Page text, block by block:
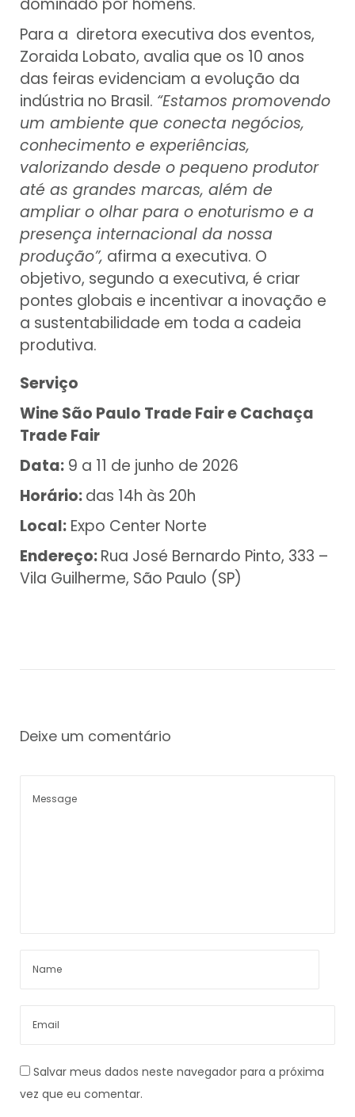
Para a diretora executiva dos eventos,
Zoraida Lobato, avalia que os 10 anos
das feiras evidenciam a evolução da
indústria no Brasil. “Estamos promovendo
um ambiente que conecta negócios,
conhecimento e experiências,
valorizando desde o pequeno produtor
até as grandes marcas, além de
ampliar o olhar para o enoturismo e a
presença internacional da nossa
produção”, afirma a executiva. O
objetivo, segundo a executiva, é criar
pontes globais e incentivar a inovação e
a sustentabilidade em toda a cadeia
produtiva.
Serviço
Wine São Paulo Trade Fair e Cachaça
Trade Fair
Data: 9 a 11 de junho de 2026
Horário:das 14h às 20h
Local: Expo Center Norte
Endereço:Rua José Bernardo Pinto, 333 –
Vila Guilherme, São Paulo (SP)
Deixe um comentário
Salvar meus dados neste navegador para a próxima
vez que eu comentar.